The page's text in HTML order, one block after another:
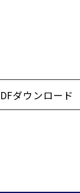
ダウンロード
宿セントラルパーク
新宿
馬場
葉原
田
蔵門
ラリー
芝公園エリア